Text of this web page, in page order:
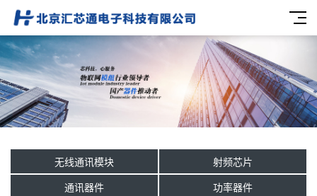
无线通讯模块
射频芯片
通讯器件
功率器件